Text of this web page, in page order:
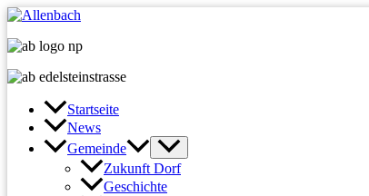
Zum
springen
Startseite
News
Gemeinde
Zukunft Dorf
Geschichte